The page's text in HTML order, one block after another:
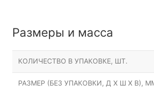
Размеры и масса
КОЛИЧЕСТВО В УПАКОВКЕ, ШТ.
РАЗМЕР (БЕЗ УПАКОВКИ, Д Х Ш Х В),